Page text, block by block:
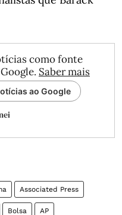
como fonte
Saber mais
ao Google
Associated Press
Bolsa AP